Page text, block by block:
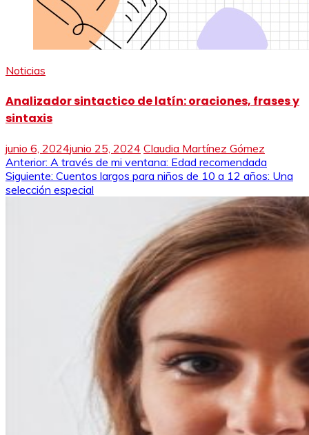
Noticias
Analizador sintactico de latín: oraciones, frases y
sintaxis
junio 6, 2024junio 25, 2024 Claudia Martínez Gómez
Navegación
de
Anterior: A través de mi ventana: Edad recomendada
Siguiente: Cuentos largos para niños de 10 a 12 años: Una
selección especial